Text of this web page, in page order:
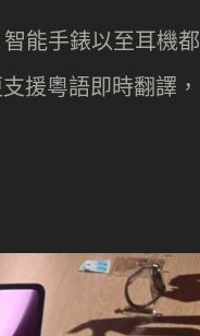
能手錶以至耳機都
援粵語即時翻譯，